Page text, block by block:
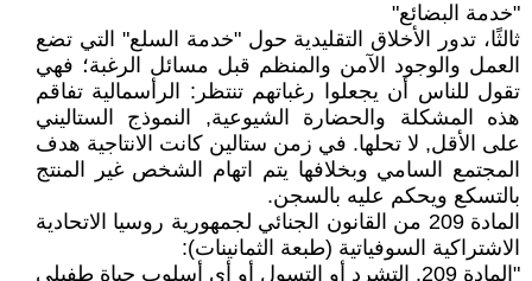
"خدمة البضائع"
ثالثًا، تدور الأخلاق التقليدية حول "خدمة السلع" التي تضع
العمل والوجود الآمن والمنظم قبل مسائل الرغبة؛ فهي
تقول للناس أن يجعلوا رغباتهم تنتظر: الرأسمالية تفاقم
هذه المشكلة والحضارة الشيوعية, النموذج الستاليني
على الأقل, لا تحلها. في زمن ستالين كانت الانتاجية هدف
المجتمع السامي وبخلافها يتم اتهام الشخص غير المنتج
بالتسكع ويحكم عليه بالسجن.
المادة 209 من القانون الجنائي لجمهورية روسيا الاتحادية
الاشتراكية السوفياتية (طبعة الثمانينات):
"المادة 209. التشرد أو التسول أو أي أسلوب حياة طفيلي